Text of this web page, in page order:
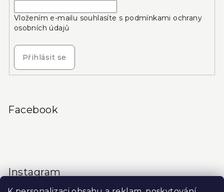
Vložením e-mailu souhlasíte s podmínkami ochrany
osobních údajů
Přihlásit se
Facebook
Instagram